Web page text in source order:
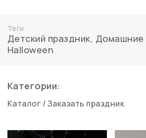
Теги
Детский праздник, Домашние
Halloween
Категории:
Каталог /Заказать праздник